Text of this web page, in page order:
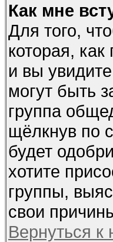
Как мне
Для того,
которая,
и вы
могут быть
группа
щёлкнув по
будет
хотите
группы,
свои
Вернуться к